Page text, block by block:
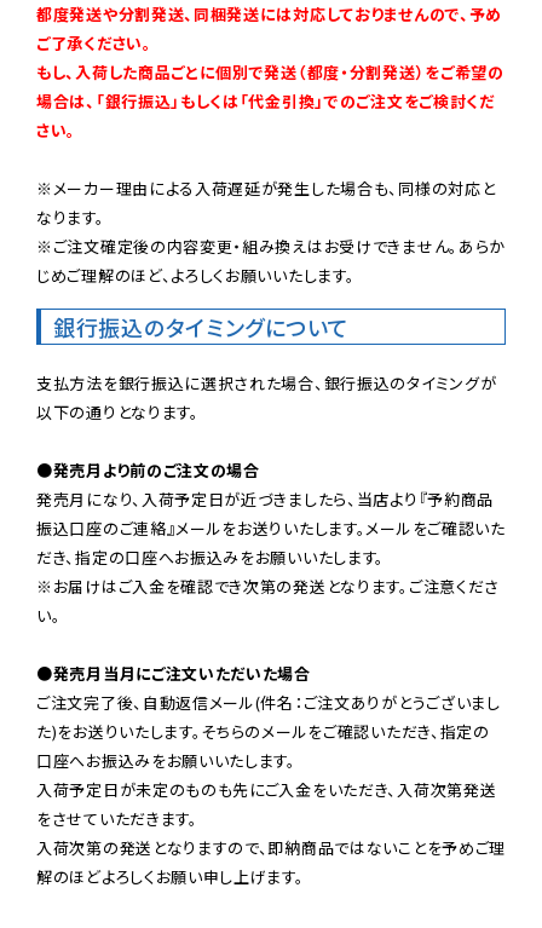
都度発送や分割発送、同梱発送には対応しておりませんので、予め
ご了承ください。
もし、入荷した商品ごとに個別で発送（都度・分割発送）をご希望の
場合は、「銀行振込」もしくは「代金引換」でのご注文をご検討くだ
さい。
※メーカー理由による入荷遅延が発生した場合も、同様の対応と
なります。
※ご注文確定後の内容変更・組み換えはお受けできません。あらか
じめご理解のほど、よろしくお願いいたします。
銀行振込のタイミングについて
支払方法を銀行振込に選択された場合、銀行振込のタイミングが
以下の通りとなります。
●発売月より前のご注文の場合
発売月になり、入荷予定日が近づきましたら、当店より『予約商品
振込口座のご連絡』メールをお送りいたします。メールをご確認いた
だき、指定の口座へお振込みをお願いいたします。
※お届けはご入金を確認でき次第の発送となります。ご注意くださ
い。
●発売月当月にご注文いただいた場合
ご注文完了後、自動返信メール(件名：ご注文ありがとうございまし
た)をお送りいたします。そちらのメールをご確認いただき、指定の
口座へお振込みをお願いいたします。
入荷予定日が未定のものも先にご入金をいただき、入荷次第発送
をさせていただきます。
入荷次第の発送となりますので、即納商品ではないことを予めご理
解のほどよろしくお願い申し上げます。